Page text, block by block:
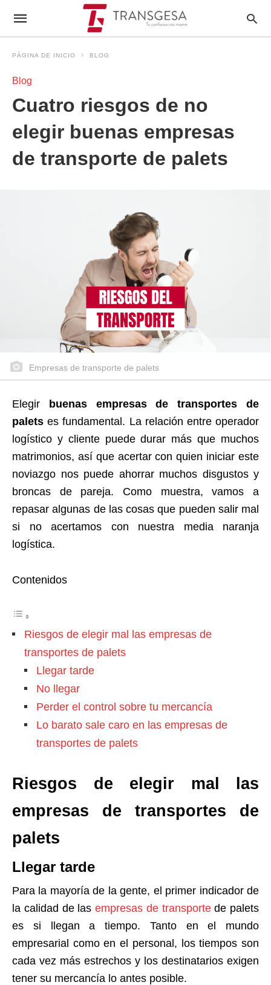
PÁGINA DE INICIO BLOG
Blog
Cuatro riesgos de no
elegir buenas empresas
de transporte de palets
Empresas de transporte de palets
Elegir buenas empresas de transportes de
palets es fundamental. La relación entre operador
logístico y cliente puede durar más que muchos
matrimonios, así que acertar con quien iniciar este
noviazgo nos puede ahorrar muchos disgustos y
broncas de pareja. Como muestra, vamos a
repasar algunas de las cosas que pueden salir mal
si no acertamos con nuestra media naranja
logística.
Contenidos
Riesgos de elegir mal las empresas de
transportes de palets
Llegar tarde
No llegar
Perder el control sobre tu mercancía
Lo barato sale caro en las empresas de
transportes de palets
Riesgos de elegir mal las
empresas de transportes de
palets
Llegar tarde
Para la mayoría de la gente, el primer indicador de
la calidad de las empresas de transportede palets
es si llegan a tiempo. Tanto en el mundo
empresarial como en el personal, los tiempos son
cada vez más estrechos y los destinatarios exigen
tener su mercancía lo antes posible.